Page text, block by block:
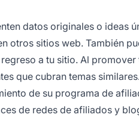
datos originales o ideas
otros sitios web. También
a tu sitio. Al promover
que cubran temas
de su programa de
de redes de afiliados y